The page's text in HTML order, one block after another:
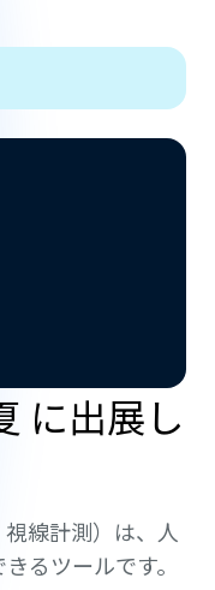
に出展し
線計測）は、人
るツールです。